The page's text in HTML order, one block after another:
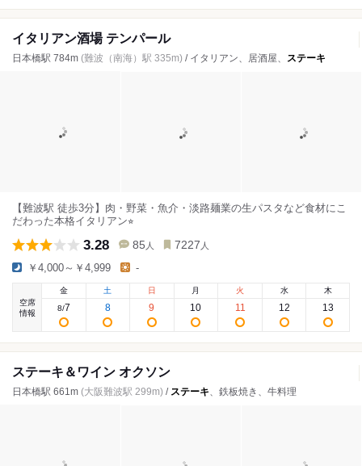
イタリアン酒場 テンパール
日本橋駅 784m (難波（南海）駅 335m) / イタリアン、居酒屋、 ステーキ
【難波駅 徒歩3分】肉・野菜・魚介・淡路麺業の生パスタなど食材にこ
だわった本格イタリアン⭐︎
3.28 85 人 7227 人
￥4,000～￥4,999 -
空席
情報
金
8/7
土
8
日
9
月
10
火
11
水
12
木
13
ステーキ＆ワイン オクソン
日本橋駅 661m (大阪難波駅 299m) / ステーキ、鉄板焼き、牛料理